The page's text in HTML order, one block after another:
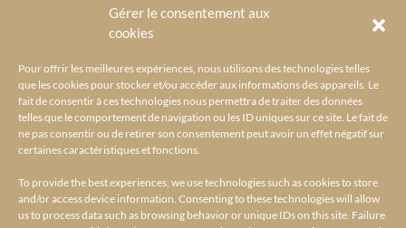
Gérer le consentement aux
cookies
Pour offrir les meilleures expériences, nous utilisons des technologies telles
que les cookies pour stocker et/ou accéder aux informations des appareils. Le
fait de consentir à ces technologies nous permettra de traiter des données
telles que le comportement de navigation ou les ID uniques sur ce site. Le fait de
ne pas consentir ou de retirer son consentement peut avoir un effet négatif sur
certaines caractéristiques et fonctions.
To provide the best experiences, we use technologies such as cookies to store
and/or access device information. Consenting to these technologies will allow
us to process data such as browsing behavior or unique IDs on this site. Failure
@BYRACKEL